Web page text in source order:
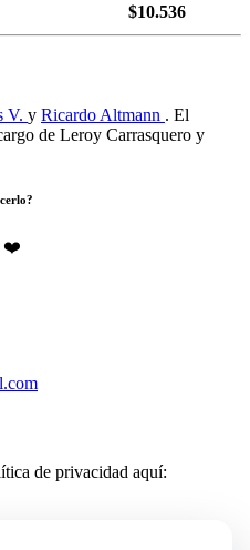
$10.536
V. y Ricardo Altmann . El
de Leroy Carrasquero y
❤️
de privacidad aquí: